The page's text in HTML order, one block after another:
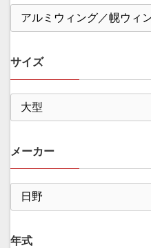
サイズ
メーカー
年式